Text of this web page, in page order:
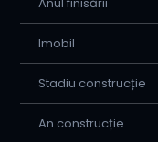
Imobil
Stadiu construcție
An construcție